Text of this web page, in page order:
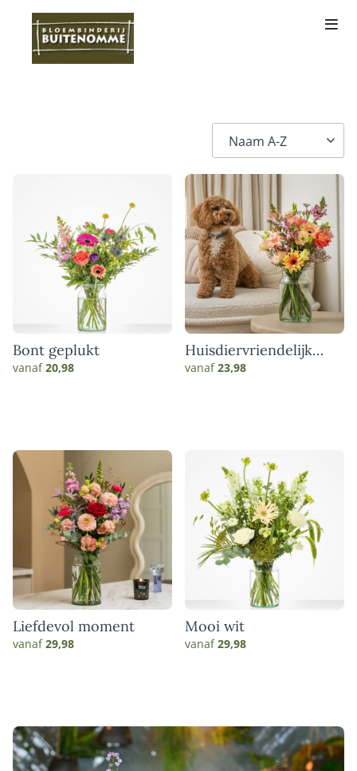
Bont geplukt
vanaf20,98
Huisdiervriendelijk
boeket
vanaf23,98
Liefdevol moment
vanaf29,98
Mooi wit
vanaf29,98